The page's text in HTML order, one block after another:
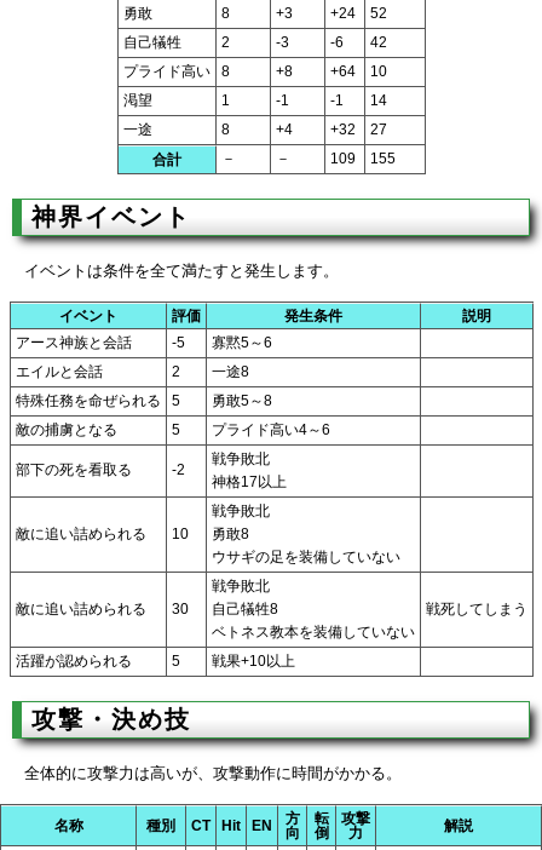
勇敢 8 +3 +24
52
自己犠牲
2 -3 -6
42
プライド高い
8 +8 +64
10
渇望
1 -1 -1
14
一途
8 +4 +32
27
合計
－ － 109 155
神界イベント
イベントは条件を全て満たすと発生します。
イベント 評価 発生条件
説明
アース神族と会話
-5
寡黙5～6
エイルと会話
2
一途8
特殊任務を命ぜられる
5
勇敢5～8
敵の捕虜となる
5 プライド高い4～6
部下の死を看取る -2
戦争敗北
神格17以上
敵に追い詰められる 10
戦争敗北
勇敢8
ウサギの足を装備していない
敵に追い詰められる 30
戦争敗北
自己犠牲8
ベトネス教本を装備していない
戦死してしまう
活躍が認められる 5 戦果+10以上
攻撃・決め技
全体的に攻撃力は高いが、攻撃動作に時間がかかる。
名称 種別 CT Hit EN
方
向
転
倒
攻撃
力
解説